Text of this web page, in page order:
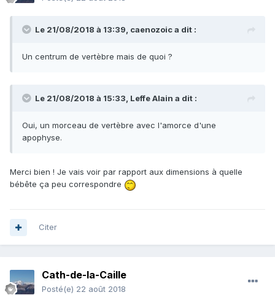
Le 21/08/2018 à 13:39, caenozoica dit :
Un centrum de vertèbre mais de quoi ?
Le 21/08/2018 à 15:33, Leffe Alain a dit :
Oui, un morceau de vertèbre avec l'amorce d'une
apophyse.
Merci bien ! Je vais voir par rapport aux dimensions à quelle
bébête ça peu correspondre
Citer
Cath-de-la-Caille
Posté(e) 22 août 2018